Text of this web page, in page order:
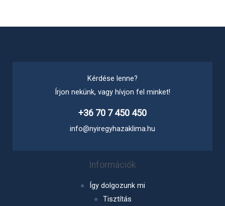
Kérdése lenne?
Írjon nekünk, vagy hívjon fel minket!
+36 70 7 450 450
info@nyiregyhazaklima.hu
Információk
Így dolgozunk mi
Tisztítás